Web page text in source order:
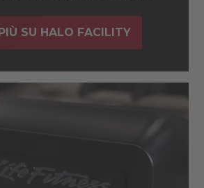
SU HALO FACILITY